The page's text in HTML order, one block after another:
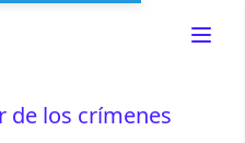
de los crímenes